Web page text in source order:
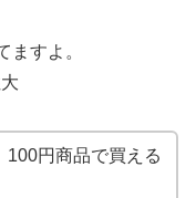
ますよ。
100円商品で買える